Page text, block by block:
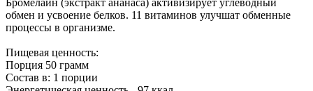
обмен и усвоение белков. 11 витаминов улучшат обменные
процессы в организме.
Пищевая ценность:
Порция 50 грамм
Состав в: 1 порции